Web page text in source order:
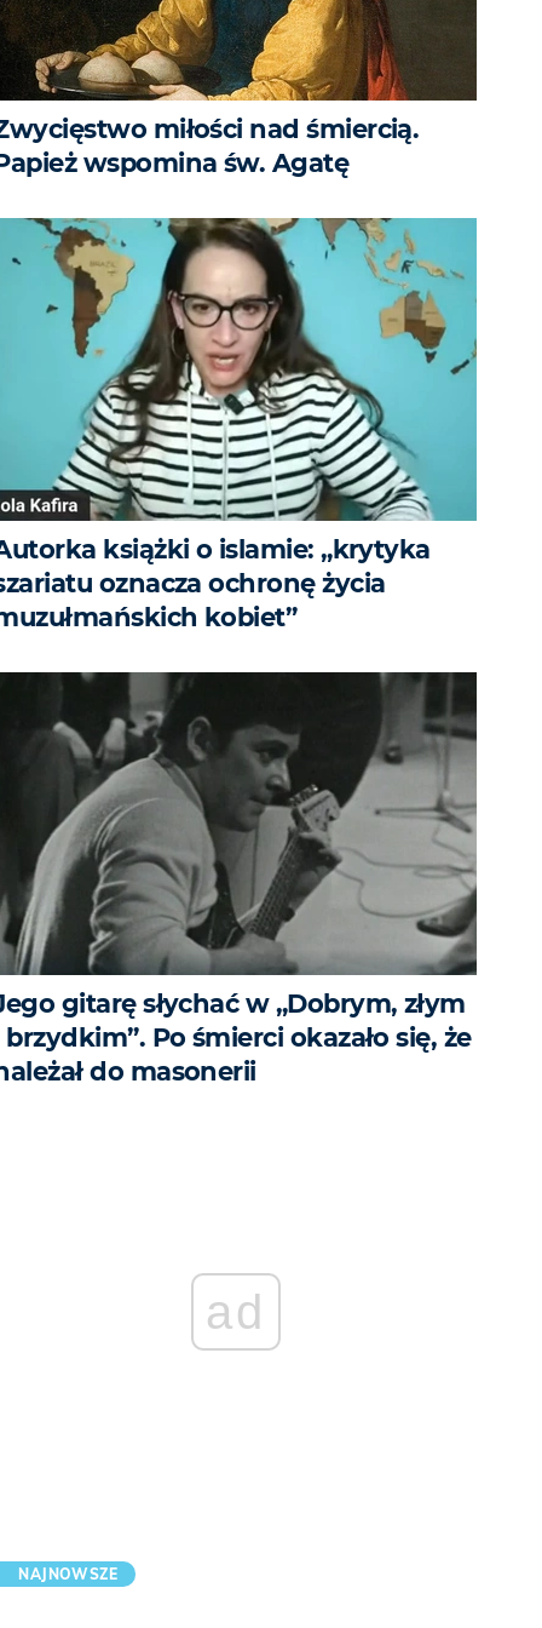
miłości nad śmiercią.
wspomina św. Agatę
książki o islamie: „krytyka
oznacza ochronę życia
kobiet”
gitarę słychać w „Dobrym, złym
brzydkim”. Po śmierci okazało się, że
do masonerii
ad
NAJNOWSZE